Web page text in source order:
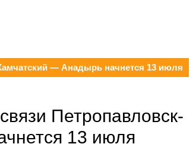
— Анадырь начнется 13 июля
Петропавловск-
13 июля